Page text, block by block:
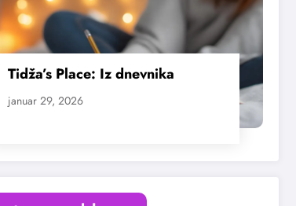
Tidža’s Place: Iz dnevnika
januar 29, 2026